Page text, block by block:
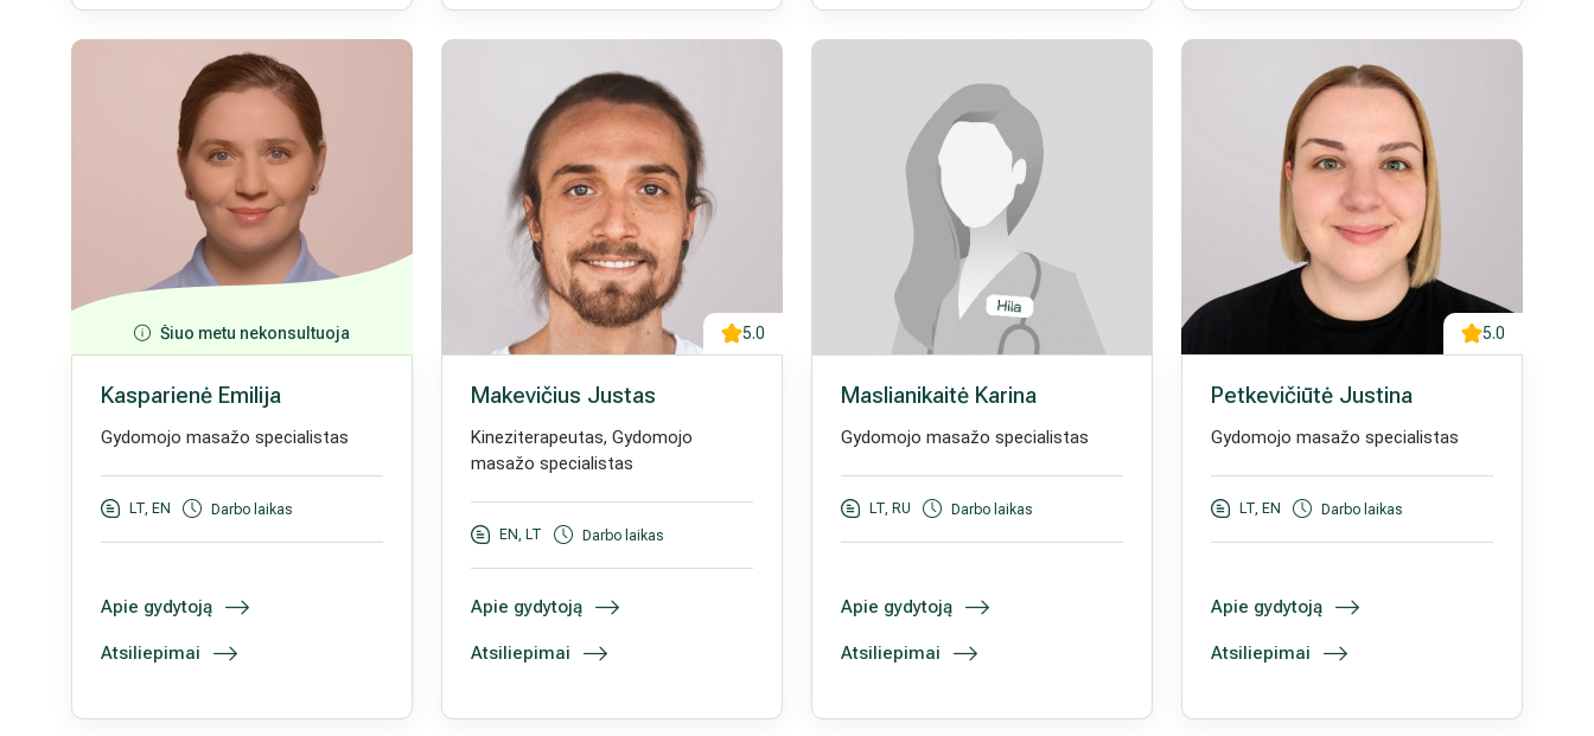
Šiuo metu nekonsultuoja
Kasparienė Emilija
Gydomojo masažo specialistas
LT, EN Darbo laikas
Apie gydytoją
Atsiliepimai
5.0
Makevičius Justas
Kineziterapeutas, Gydomojo
masažo specialistas
EN, LT Darbo laikas
Apie gydytoją
Atsiliepimai
Maslianikaitė Karina
Gydomojo masažo specialistas
LT, RU Darbo laikas
Apie gydytoją
Atsiliepimai
5.0
Petkevičiūtė Justina
Gydomojo masažo specialistas
LT, EN Darbo laikas
Apie gydytoją
Atsiliepimai